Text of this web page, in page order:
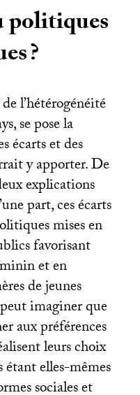
politiques
?
l’hétérogénéité
se pose la
écarts et des
y apporter. De
explications
part, ces écarts
mises en
favorisant
et en
de jeunes
imaginer que
aux préférences
leurs choix
étant elles-mêmes
sociales et